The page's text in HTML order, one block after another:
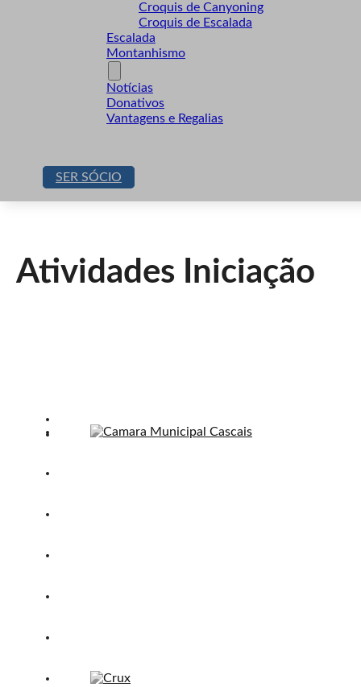
Croquis de Canyoning
Croquis de Escalada
Escalada
Montanhismo
Notícias
Donativos
Vantagens e Regalias
SER SÓCIO
Atividades Iniciação